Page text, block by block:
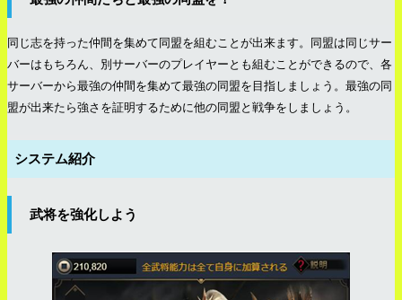
同じ志を持った仲間を集めて同盟を組むことが出来ます。同盟は同じサー
バーはもちろん、別サーバーのプレイヤーとも組むことができるので、各
サーバーから最強の仲間を集めて最強の同盟を目指しましょう。最強の同
盟が出来たら強さを証明するために他の同盟と戦争をしましょう。
システム紹介
武将を強化しよう